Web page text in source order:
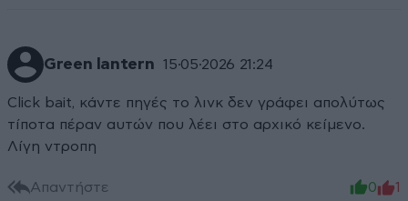
Green lantern 15·05·2026 21:24
Click bait, κάντε πηγές το λινκ δεν γράφει απολύτως
τίποτα πέραν αυτών που λέει στο αρχικό κείμενο.
Λίγη ντροπη
Απαντήστε 0 1